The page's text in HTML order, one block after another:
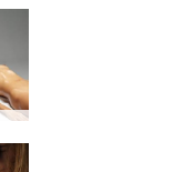
क्लॉ और लीला तांत्रिक स्पर्श